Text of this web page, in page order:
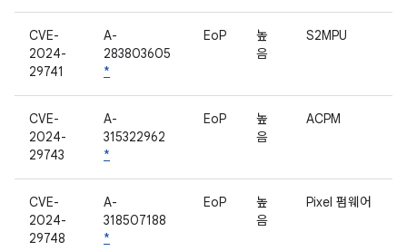
CVE-
2024-
29741
A-
283803605
*
EoP
높
음
S2MPU
CVE-
2024-
29743
A-
315322962
*
EoP
높
음
ACPM
CVE-
2024-
29748
A-
318507188
*
EoP
높
음
Pixel 펌웨어